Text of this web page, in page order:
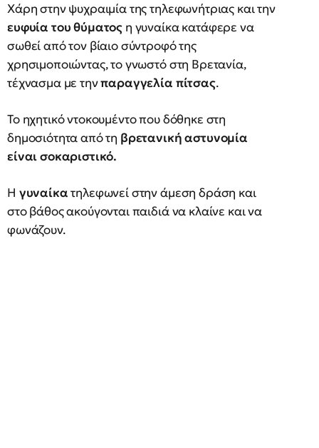
Χάρη στην ψυχραιμία της τηλεφωνήτριας και την
ευφυία του θύματος η γυναίκα κατάφερε να
σωθεί από τον βίαιο σύντροφό της
χρησιμοποιώντας, το γνωστό στη Βρετανία,
τέχνασμα με τηνπαραγγελία πίτσας.
Το ηχητικό ντοκουμέντο που δόθηκε στη
δημοσιότητα από τη βρετανική αστυνομία
είναι σοκαριστικό.
Η γυναίκατηλεφωνεί στην άμεση δράση και
στο βάθος ακούγονται παιδιά να κλαίνε και να
φωνάζουν.